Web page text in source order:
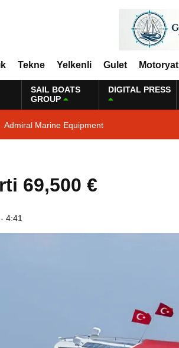
Tekne Yelkenli Gulet Motoryat
SAIL BOATS
GROUP
DIGITAL PRESS
Admiral Marine Equipment
69,500 €
4:41